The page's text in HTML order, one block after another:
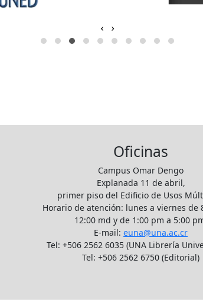
Oficinas
Campus Omar Dengo
Explanada 11 de abril,
primer piso del Edificio de Usos
Horario de atención: lunes a viernes de
12:00 md y de 1:00 pm a 5:00
E-mail:euna@una.ac.cr
Tel: +506 2562 6035 (UNA Librería
Tel: +506 2562 6750 (Editorial)